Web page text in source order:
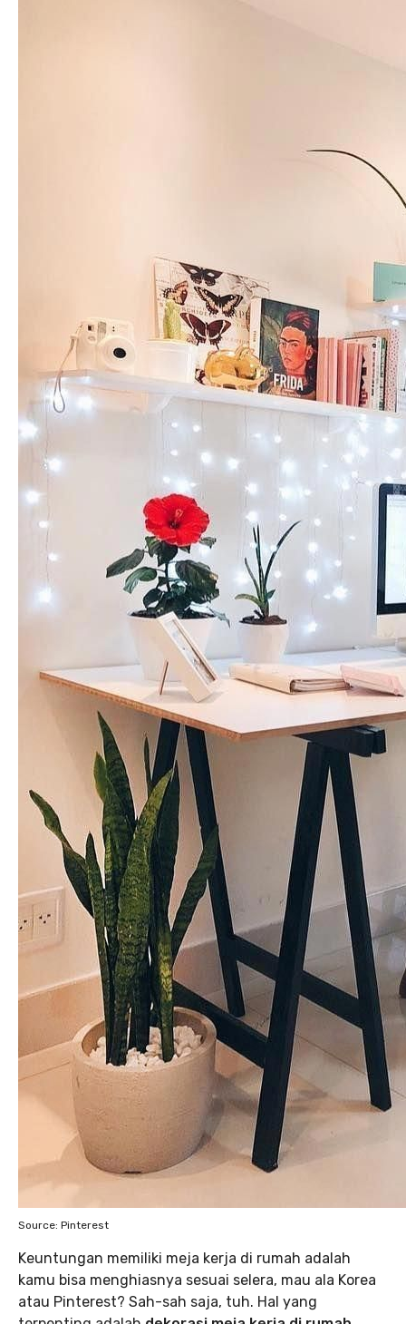
Source: Pinterest
Keuntungan memiliki meja kerja di rumah adalah
kamu bisa menghiasnya sesuai selera, mau ala Korea
atau Pinterest? Sah-sah saja, tuh. Hal yang